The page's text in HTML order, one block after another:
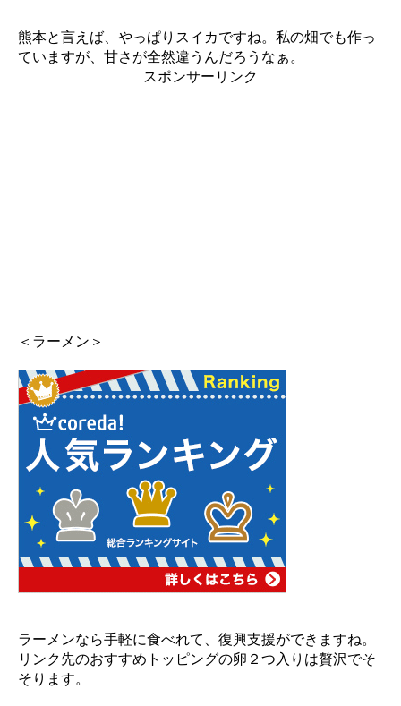
熊本と言えば、やっぱりスイカですね。私の畑でも作っ
ていますが、甘さが全然違うんだろうなぁ。
スポンサーリンク
＜ラーメン＞
ラーメンなら手軽に食べれて、復興支援ができますね。
リンク先のおすすめトッピングの卵２つ入りは贅沢でそ
そります。